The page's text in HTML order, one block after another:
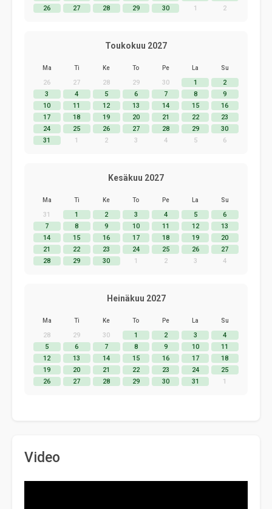
26
27 28 29 30 1 2
Toukokuu 2027
Ma Ti Ke To Pe La Su
26 27 28 29 30 1
2
3
4 5 6 7 8
9
10
11 12 13 14 15
16
17
18 19 20 21 22
23
24
25 26 27 28 29
30
31
1 2 3 4 5 6
Kesäkuu 2027
Ma Ti Ke To Pe La Su
31 1 2 3 4 5
6
7
8 9 10 11 12
13
14
15 16 17 18 19
20
21
22 23 24 25 26
27
28
29 30 1 2 3 4
Heinäkuu 2027
Ma Ti Ke To Pe La Su
28 29 30 1 2 3
4
5
6 7 8 9 10
11
12
13 14 15 16 17
18
19
20 21 22 23 24
25
26
27 28 29 30 31 1
Video